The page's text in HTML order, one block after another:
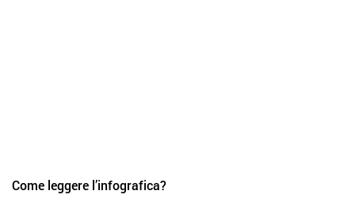
Come leggere l’infografica?